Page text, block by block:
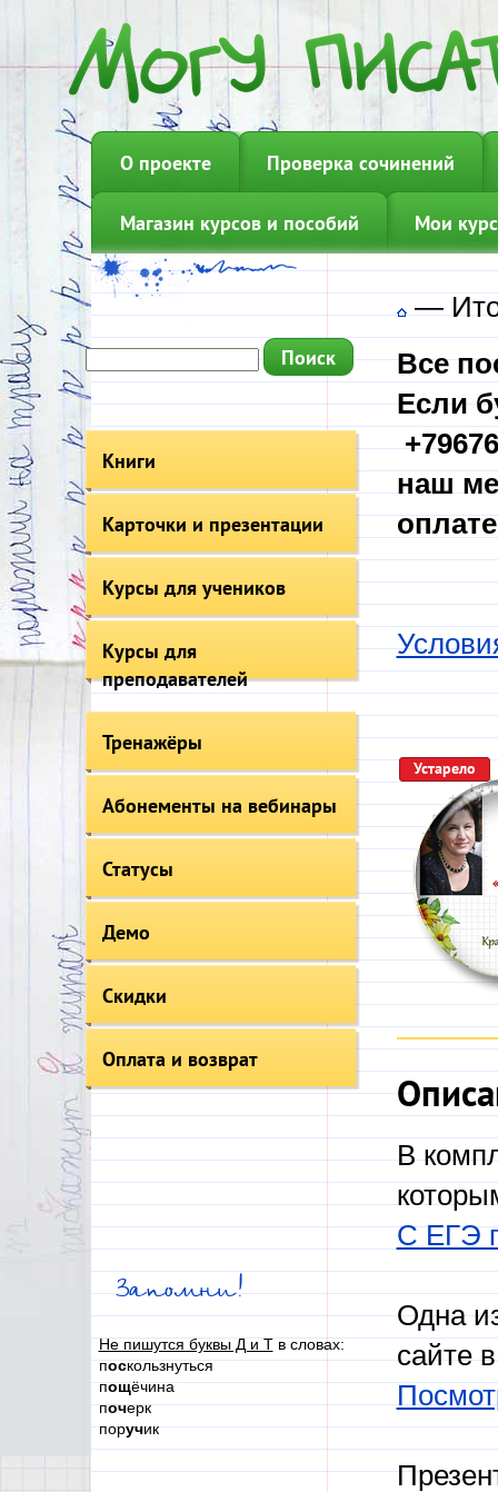
О проекте Проверка сочинений
Магазин курсов и пособий Мои
Книги
Карточки и презентации
Курсы для учеников
Курсы для
преподавателей
Тренажёры
Абонементы на вебинары
Статусы
Демо
Скидки
Оплата и возврат
Запомни!
Не пишутся буквы Д и Тв словах:
поскользнуться
пощёчина
почерк
поручик
—
Все
Если
наш
Устарело
В
С ЕГЭ
Одна
сайте